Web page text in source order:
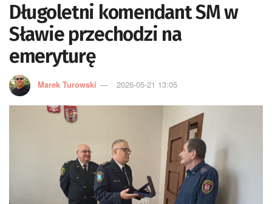
Długoletni komendant SM w
Sławie przechodzi na
emeryturę
Marek Turowski 2026-05-21 13:05